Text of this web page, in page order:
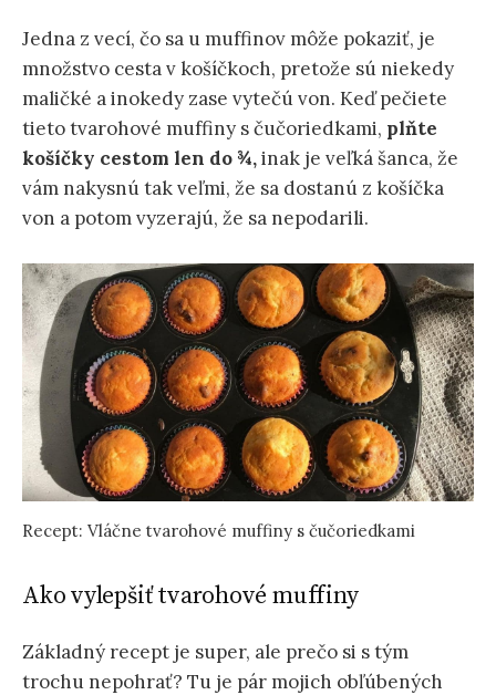
Jedna z vecí, čo sa u muffinov môže pokaziť, je
množstvo cesta v košíčkoch, pretože sú niekedy
maličké a inokedy zase vytečú von. Keď pečiete
tieto tvarohové muffiny s čučoriedkami, plňte
košíčky cestom len do ¾,inak je veľká šanca, že
vám nakysnú tak veľmi, že sa dostanú z košíčka
von a potom vyzerajú, že sa nepodarili.
Recept: Vláčne tvarohové muffiny s čučoriedkami
Ako vylepšiť tvarohové muffiny
Základný recept je super, ale prečo si s tým
trochu nepohrať? Tu je pár mojich obľúbených